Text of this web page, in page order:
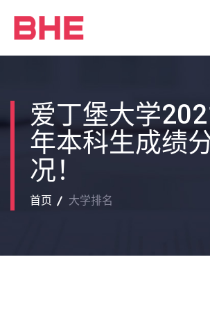
爱丁堡大学
年本科生成绩
况！
首页 大学排名